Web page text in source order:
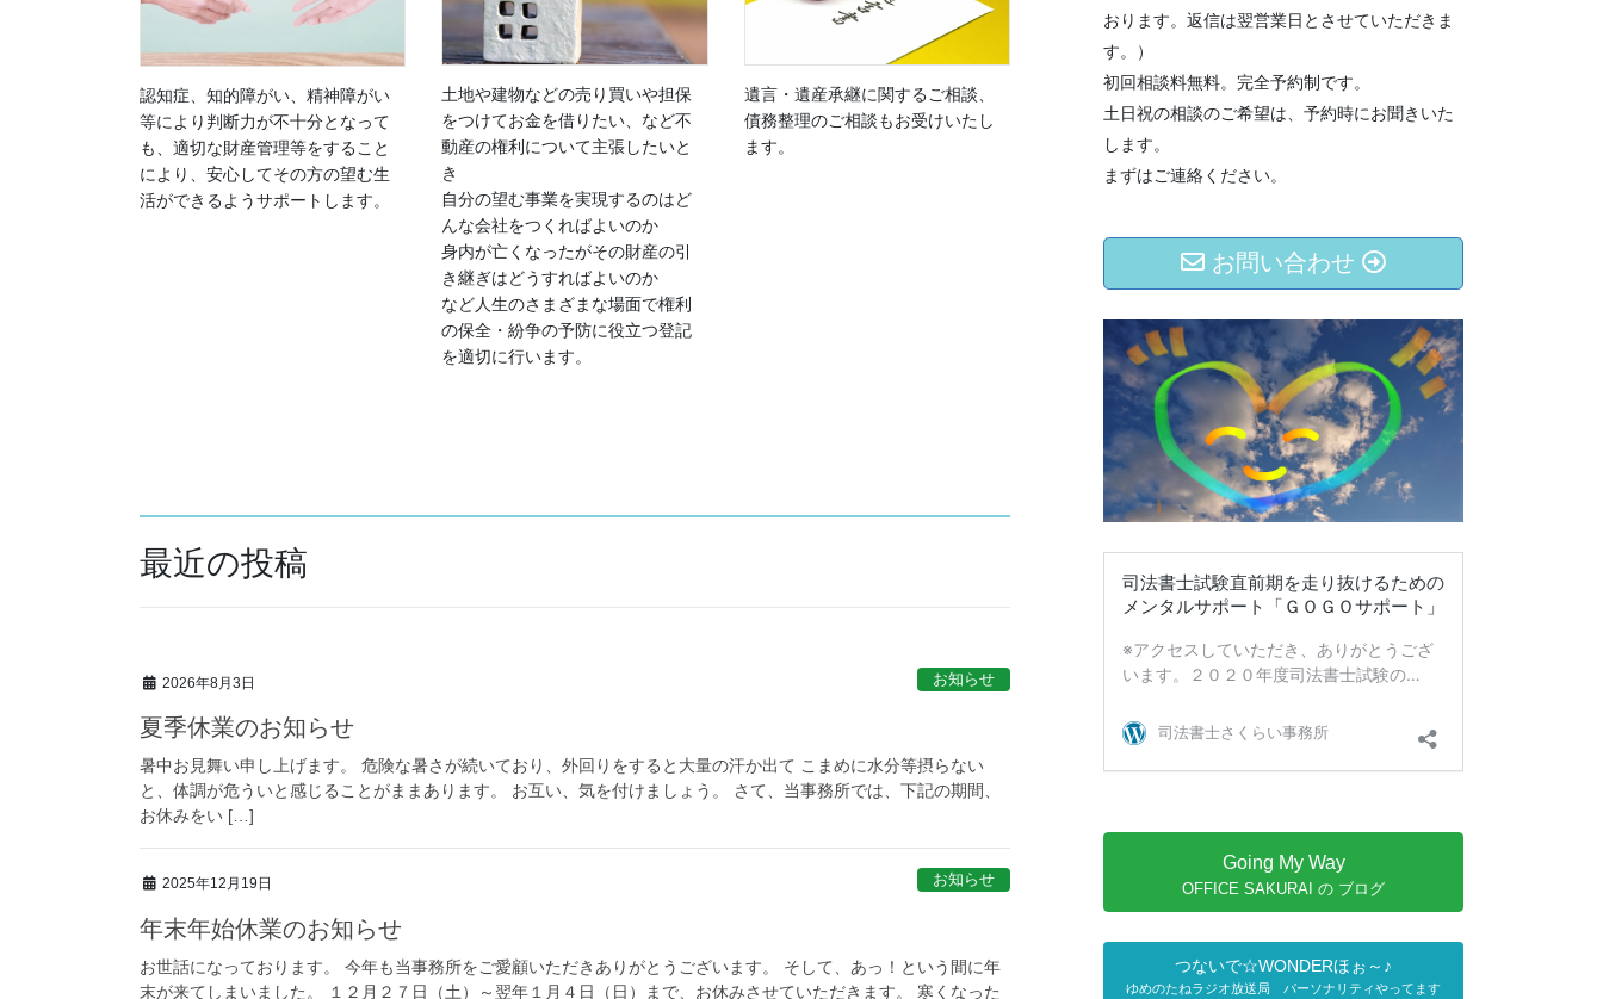
認知症、知的障がい、精神障がい
等により判断力が不十分となって
も、適切な財産管理等をすること
により、安心してその方の望む生
活ができるようサポートします。
土地や建物などの売り買いや担保
をつけてお金を借りたい、など不
動産の権利について主張したいと
き
自分の望む事業を実現するのはど
んな会社をつくればよいのか
身内が亡くなったがその財産の引
き継ぎはどうすればよいのか
など人生のさまざまな場面で権利
の保全・紛争の予防に役立つ登記
を適切に行います。
遺言・遺産承継に関するご相談、
債務整理のご相談もお受けいたし
ます。
最近の投稿
2026年8月3日 お知らせ
夏季休業のお知らせ
暑中お見舞い申し上げます。 危険な暑さが続いており、外回りをすると大量の汗か出て こまめに水分等摂らない
と、体調が危ういと感じることがままあります。 お互い、気を付けましょう。 さて、当事務所では、下記の期間、
お休みをい […]
2025年12月19日 お知らせ
年末年始休業のお知らせ
お世話になっております。 今年も当事務所をご愛顧いただきありがとうございます。 そして、あっ！という間に年
末が来てしまいました。 １２月２７日（土）～翌年１月４日（日）まで、お休みさせていただきます。 寒くなった
おります。返信は翌営業日とさせていただきま
す。）
初回相談料無料。完全予約制です。
土日祝の相談のご希望は、予約時にお聞きいた
します。
まずはご連絡ください。
お問い合わせ
Going My Way
OFFICE SAKURAI の ブログ
つないで☆WONDERほぉ～♪
ゆめのたねラジオ放送局 パーソナリティやってます